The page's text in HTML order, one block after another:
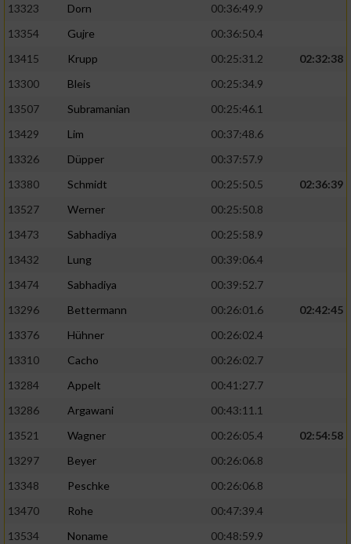
13323 Dorn
00:36:49.9
13354
Gujre
00:36:50.4
13415
Krupp 00:25:31.2
02:32:38
13300
Bleis
00:25:34.9
13507
Subramanian
00:25:46.1
13429
Lim
00:37:48.6
13326
Düpper
00:37:57.9
13380
Schmidt 00:25:50.5
02:36:39
13527
Werner
00:25:50.8
13473
Sabhadiya
00:25:58.9
13432
Lung
00:39:06.4
13474
Sabhadiya
00:39:52.7
13296
Bettermann 00:26:01.6
02:42:45
13376
Hühner
00:26:02.4
13310
Cacho
00:26:02.7
13284
Appelt
00:41:27.7
13286
Argawani
00:43:11.1
13521
Wagner 00:26:05.4
02:54:58
13297
Beyer
00:26:06.8
13348
Peschke
00:26:06.8
13470
Rohe
00:47:39.4
13534
Noname
00:48:59.9